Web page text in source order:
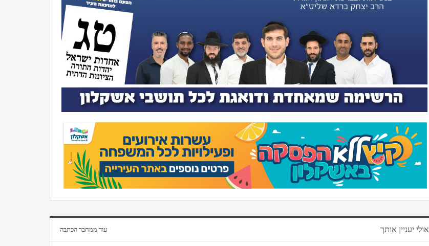
אולי יעניין אותך עוד ממחבר הכתבה